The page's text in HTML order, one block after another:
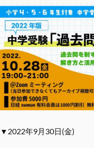
▼2022年9月30日(金)